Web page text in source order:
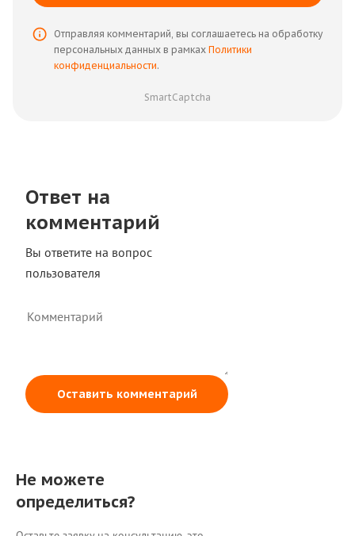
Отправляя комментарий, вы соглашаетесь на обработку
персональных данных в рамках Политики
конфиденциальности.
SmartCaptcha
Ответ на
комментарий
Вы ответите на вопрос
пользователя
Оставить комментарий
Не можете
определиться?